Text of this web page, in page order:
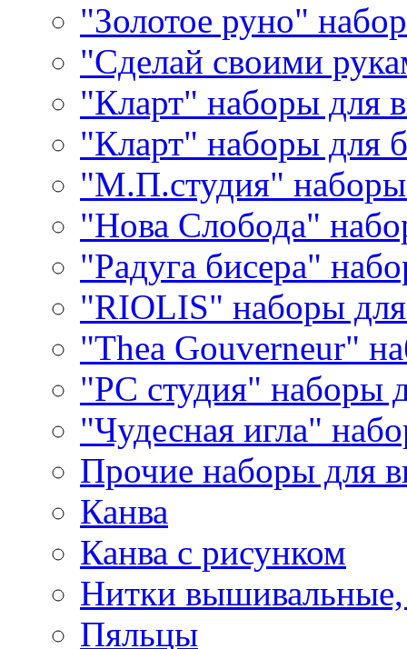
"Золотое руно"
"Сделай своими
"Кларт" наборы для
"Кларт" наборы для
"М.П.студия"
"Нова Слобода"
"Радуга бисера"
"RIOLIS" наборы
"Thea Gouverneur"
"РС студия" наборы
"Чудесная игла"
Прочие наборы для
Канва
Канва с рисунком
Нитки
Пяльцы